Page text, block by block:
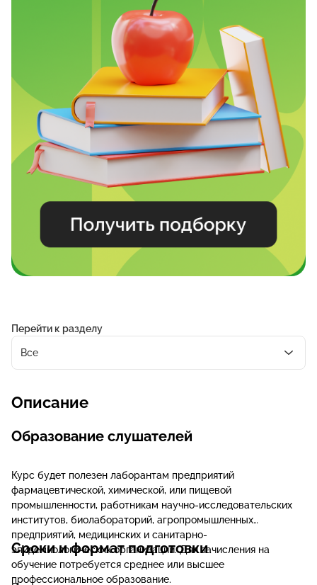
Перейти к разделу
Все
Описание
Образование слушателей
Курс будет полезен лаборантам предприятий
фармацевтической, химической, или пищевой
промышленности, работникам научно-исследовательских
институтов, биолабораторий, агропромышленных
предприятий, медицинских и санитарно-
эпидемиологических организаций. Для зачисления на
обучение потребуется среднее или высшее
профессиональное образование.
Сроки и формат подготовки